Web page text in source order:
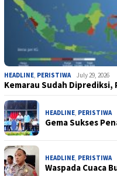
HEADLINE PERISTIWA July 29, 2026
Kemarau Sudah
HEADLINE PERISTIWA
Gema Sukses
HEADLINE PERISTIWA
Waspada Cuaca